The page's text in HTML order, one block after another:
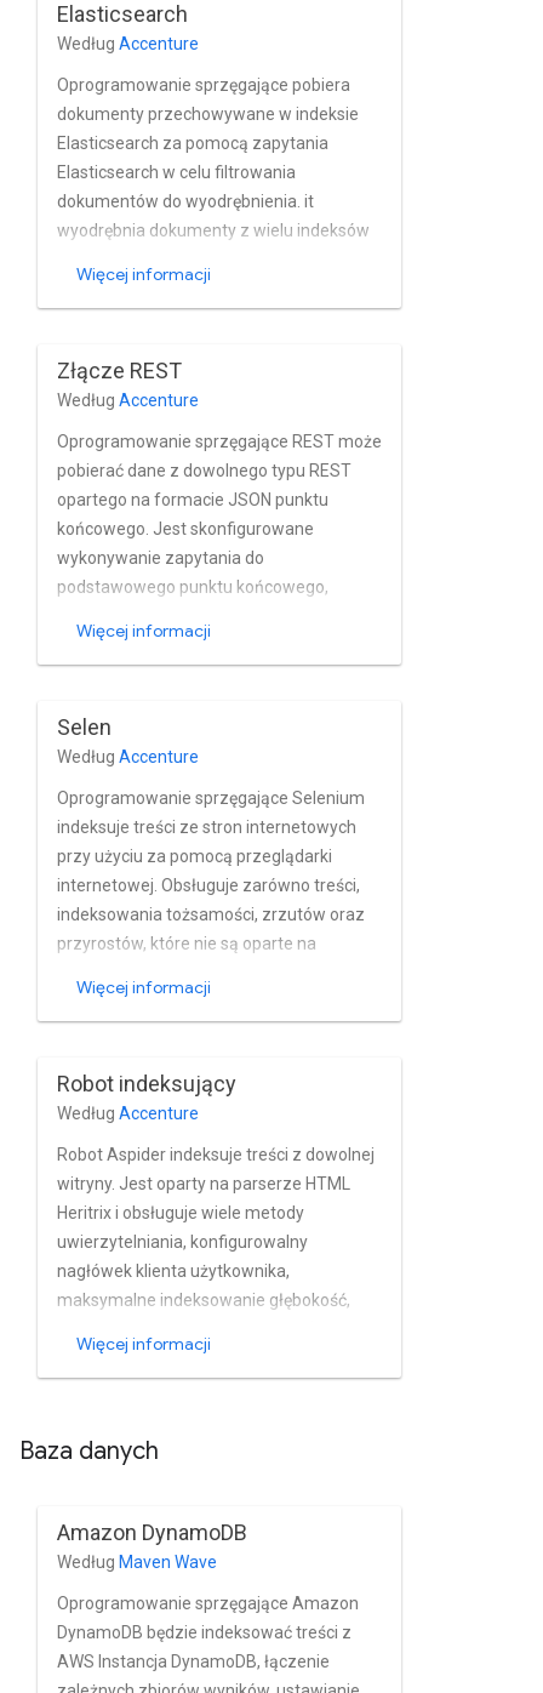
Elasticsearch
Według Accenture
Oprogramowanie sprzęgające pobiera
dokumenty przechowywane w indeksie
Elasticsearch za pomocą zapytania
Elasticsearch w celu filtrowania
dokumentów do wyodrębnienia. it
wyodrębnia dokumenty z wielu indeksów
DSL, obsługa wycinków na potrzeby
użyciem metod Get lub MGet
Elasticsearch który służy do pobierania
treści.
Więcej informacji
Złącze REST
Według Accenture
Oprogramowanie sprzęgające REST może
pobierać dane z dowolnego typu REST
opartego na formacie JSON punktu
końcowego. Jest skonfigurowane
wykonywanie zapytania do
podstawowego punktu końcowego,
odpowiedzi i wysyłanie elementu osobno
metadane z tego samego punktu
końcowego, a nawet rekurencyjnie
skanować w poszukiwaniu kolejnych
treści. dla każdej jednostki. Obsługiwane
są zrzuty i formaty nieoparte na zrzutach
przyrost wartości i hierarchię
dokumentów.
Więcej informacji
Selen
Według Accenture
Oprogramowanie sprzęgające Selenium
indeksuje treści ze stron internetowych
przy użyciu za pomocą przeglądarki
internetowej. Obsługuje zarówno treści,
indeksowania tożsamości, zrzutów oraz
przyrostów, które nie są oparte na
uniknąć problemów ze zgodnością z
Więcej informacji
Robot indeksujący
Według Accenture
Robot Aspider indeksuje treści z dowolnej
witryny. Jest oparty na parserze HTML
Heritrix i obsługuje wiele metody
uwierzytelniania, konfigurowalny
nagłówek klienta użytkownika,
maksymalne indeksowanie głębokość,
host lub domena albo wszystko), zasady
analizy mapy witryny oraz czyszczenie
Więcej informacji
Baza danych
Amazon DynamoDB
Według Maven Wave
Oprogramowanie sprzęgające Amazon
DynamoDB będzie indeksować treści z
AWS Instancja DynamoDB, łączenie